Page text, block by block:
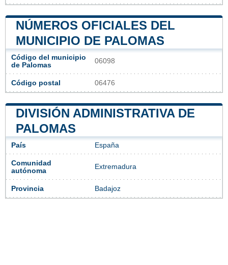
NÚMEROS OFICIALES DEL
MUNICIPIO DE PALOMAS
Código del municipio
de Palomas
06098
Código postal 06476
DIVISIÓN ADMINISTRATIVA DE
PALOMAS
País España
Comunidad
autónoma
Extremadura
Provincia Badajoz